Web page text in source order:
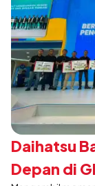
Daihatsu
Depan di